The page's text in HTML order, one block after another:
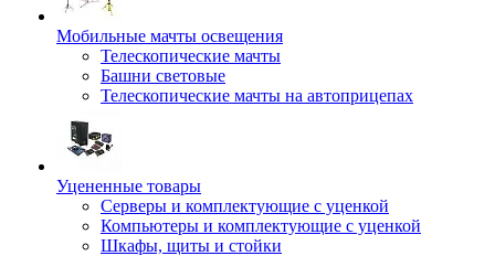
Мобильные мачты освещения
Телескопические мачты
Башни световые
Телескопические мачты на автоприцепах
Уцененные товары
Серверы и комплектующие с уценкой
Компьютеры и комплектующие с уценкой
Шкафы, щиты и стойки